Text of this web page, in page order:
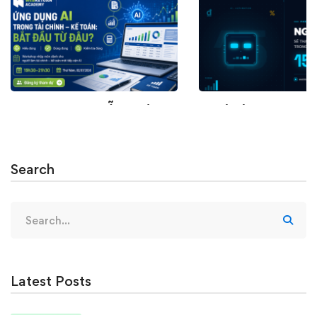
27/06/2026
Search
for:
Latest Posts